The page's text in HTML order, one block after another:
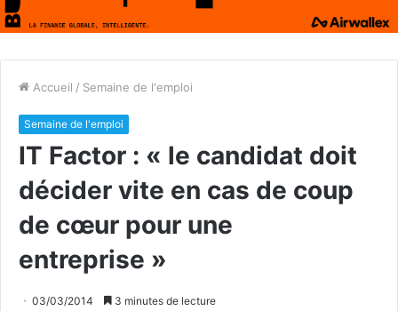
Accueil / Semaine de l'emploi
Semaine de l'emploi
IT Factor : « le candidat doit
décider vite en cas de coup
de cœur pour une
entreprise »
03/03/2014 3 minutes de lecture